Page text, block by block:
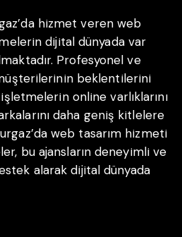
hizmet veren web
dijital dünyada var
Profesyonel ve
beklentilerini
online varlıklarını
daha geniş kitlelere
web tasarım hizmeti
bu ajansların deneyimli ve
alarak dijital dünyada